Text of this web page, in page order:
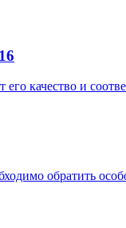
качество и
обратить